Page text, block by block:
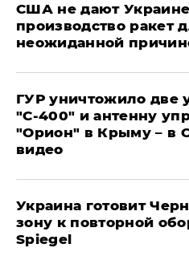
США не дают
производство ракет
неожиданной
ГУР уничтожило две
"С‑400" и антенну
"Орион" в Крыму – в
видео
Украина готовит
зону к повторной
Spiegel